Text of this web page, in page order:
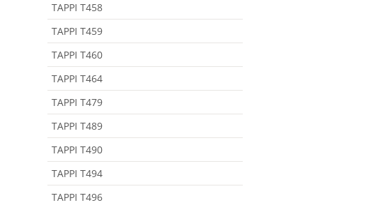
TAPPI T458
TAPPI T459
TAPPI T460
TAPPI T464
TAPPI T479
TAPPI T489
TAPPI T490
TAPPI T494
TAPPI T496